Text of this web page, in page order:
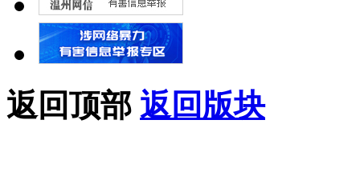
返回顶部 返回版块